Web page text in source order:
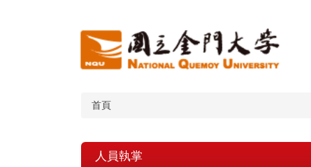
首頁
人員執掌